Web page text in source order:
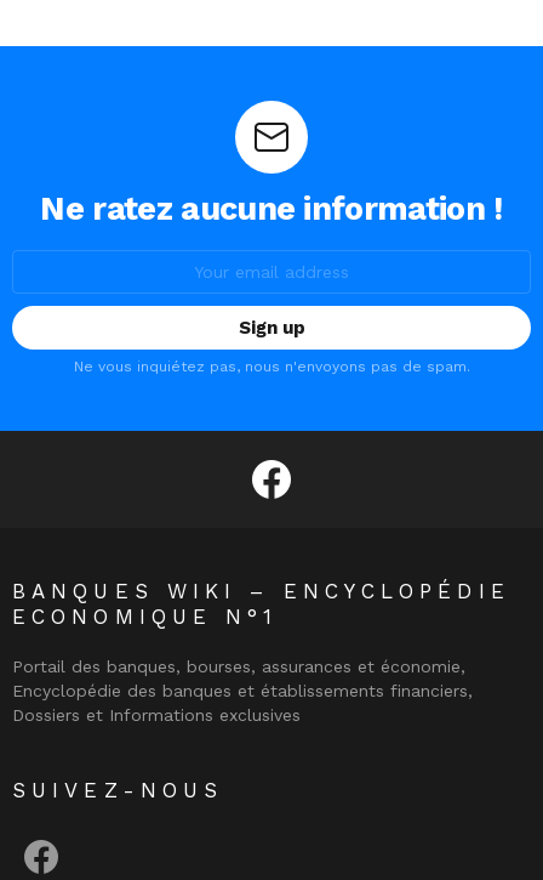
Ne ratez aucune information !
Ne vous inquiétez pas, nous n'envoyons pas de spam.
facebook
BANQUES WIKI – ENCYCLOPÉDIE
ECONOMIQUE N°1
Portail des banques, bourses, assurances et économie,
Encyclopédie des banques et établissements financiers,
Dossiers et Informations exclusives
SUIVEZ-NOUS